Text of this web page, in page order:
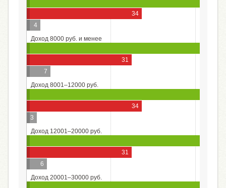
34
4
Доход 8000 руб. и менее
31
7
Доход 8001–12000 руб.
34
3
Доход 12001–20000 руб.
31
6
Доход 20001–30000 руб.